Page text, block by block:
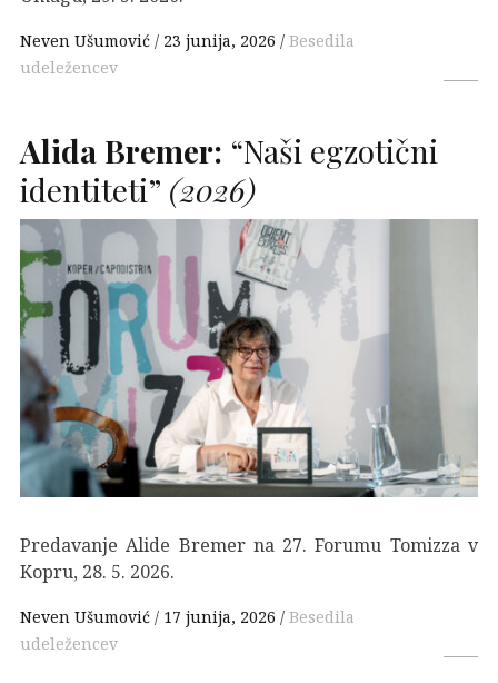
Neven Ušumović 23 junija, 2026
Besedila
udeležencev
Alida Bremer: “Naši egzotični
identiteti” (2026)
Predavanje Alide Bremer na 27. Forumu Tomizza v
Kopru, 28. 5. 2026.
Neven Ušumović 17 junija, 2026
Besedila
udeležencev